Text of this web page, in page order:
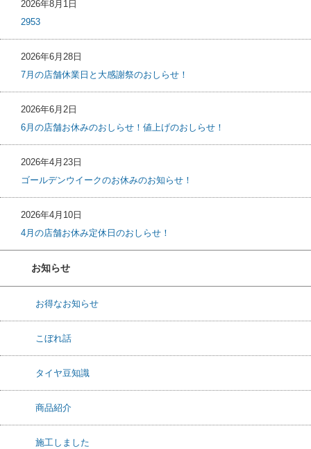
2026年8月1日
2953
2026年6月28日
7月の店舗休業日と大感謝祭のおしらせ！
2026年6月2日
6月の店舗お休みのおしらせ！値上げのおしらせ！
2026年4月23日
ゴールデンウイークのお休みのお知らせ！
2026年4月10日
4月の店舗お休み定休日のおしらせ！
お知らせ
お得なお知らせ
こぼれ話
タイヤ豆知識
商品紹介
施工しました